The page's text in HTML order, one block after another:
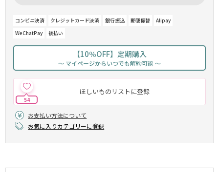
コンビニ決済 クレジットカード決済 銀行振込 郵便振替
Alipay
WeChatPay
後払い
【10％OFF】定期購入
～ マイページからいつでも解約可能 ～
ほしいものリストに登録
54
お支払い方法について
お気に入りカテゴリーに登録